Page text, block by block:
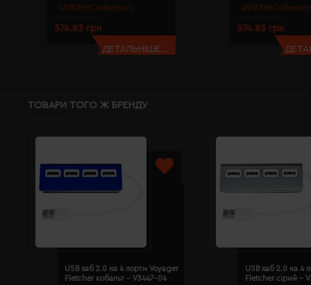
45187(MCollection)
574.83 грн
ДЕТАЛЬНІШЕ...
574.83 грн
ТОВАРИ ТОГО Ж БРЕНДУ
USB хаб 2.0 на 4 порти Voyager
Fletcher кобальт - V3447-04
USB хаб 2.0 на 4
Fletcher сірий -